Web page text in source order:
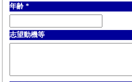
年齢 *
志望動機等